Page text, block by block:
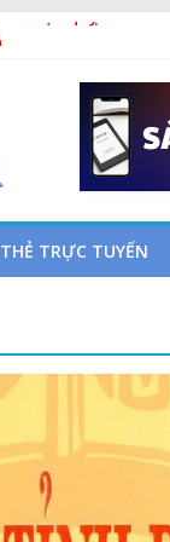
đột quỵ não và
đọc qua chương
Ngày thành lập
TRỰC TUYẾN